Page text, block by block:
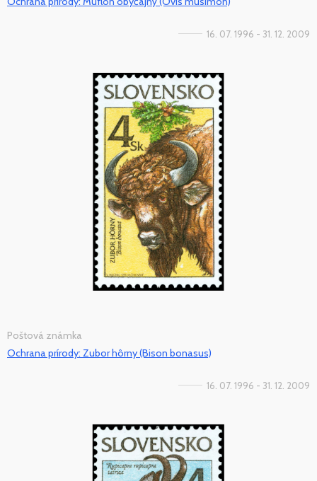
16. 07. 1996 - 31. 12. 2009
Poštová známka
Ochrana prírody: Zubor hôrny (Bison bonasus)
16. 07. 1996 - 31. 12. 2009